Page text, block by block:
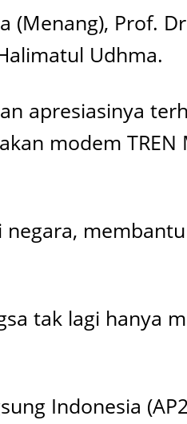
Prof.
Udhma.
apresiasinya
modem
tak lagi hanya
Indonesia